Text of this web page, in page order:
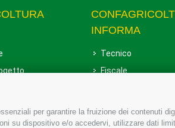
per garantire la fruizione dei contenuti
su dispositivo e/o accedervi, utilizzare dati
provinciale
INFORMA
Tecnico
Fiscale
Associazione